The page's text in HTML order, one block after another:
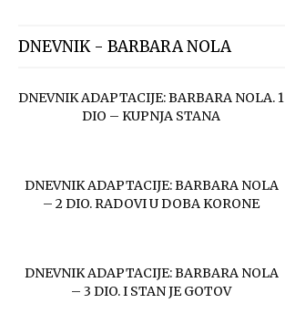
DNEVNIK - BARBARA NOLA
DNEVNIK ADAPTACIJE: BARBARA NOLA. 1
DIO – KUPNJA STANA
DNEVNIK ADAPTACIJE: BARBARA NOLA
– 2 DIO. RADOVI U DOBA KORONE
DNEVNIK ADAPTACIJE: BARBARA NOLA
– 3 DIO. I STAN JE GOTOV